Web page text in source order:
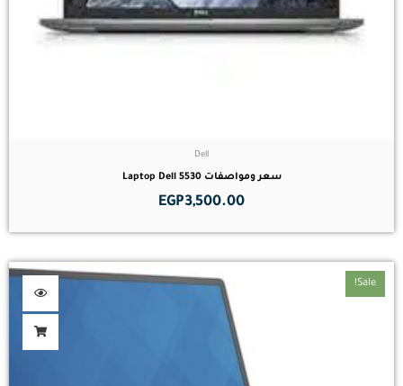
Dell
سعر ومواصفات Laptop Dell 5530
EGP3,500.00
Sale!